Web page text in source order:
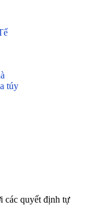
túy
các quyết định tự